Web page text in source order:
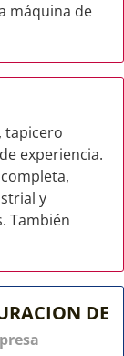
máquina de
tapicero
experiencia.
y
También
DE